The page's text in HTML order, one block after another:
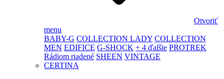
Otvoriť
menu
BABY-G COLLECTION LADY COLLECTION
MEN EDIFICE G-SHOCK + 4 ďalšie PROTREK
Rádiom riadené SHEEN VINTAGE
CERTINA